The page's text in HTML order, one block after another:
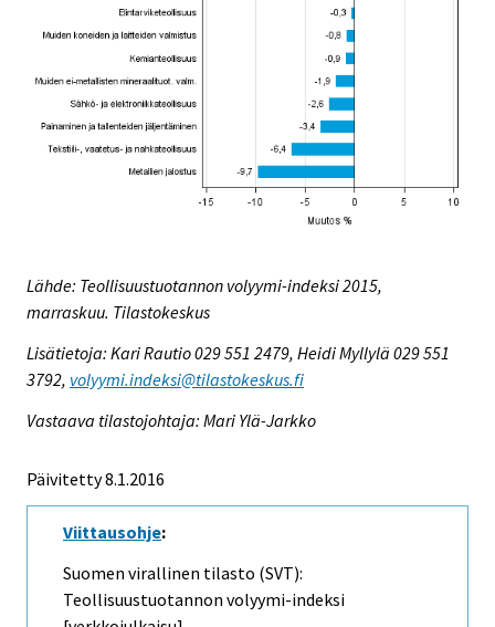
Lähde: Teollisuustuotannon volyymi-indeksi 2015,
marraskuu. Tilastokeskus
Lisätietoja: Kari Rautio 029 551 2479, Heidi Myllylä 029 551
3792, volyymi.indeksi@tilastokeskus.fi
Vastaava tilastojohtaja: Mari Ylä-Jarkko
Päivitetty 8.1.2016
Viittausohje:
Suomen virallinen tilasto (SVT):
Teollisuustuotannon volyymi-indeksi